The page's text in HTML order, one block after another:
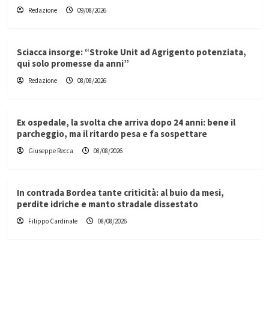
Redazione 09/08/2026
Sciacca insorge: “Stroke Unit ad Agrigento potenziata,
qui solo promesse da anni”
Redazione 08/08/2026
Ex ospedale, la svolta che arriva dopo 24 anni: bene il
parcheggio, ma il ritardo pesa e fa sospettare
Giuseppe Recca 08/08/2026
In contrada Bordea tante criticità: al buio da mesi,
perdite idriche e manto stradale dissestato
Filippo Cardinale 08/08/2026